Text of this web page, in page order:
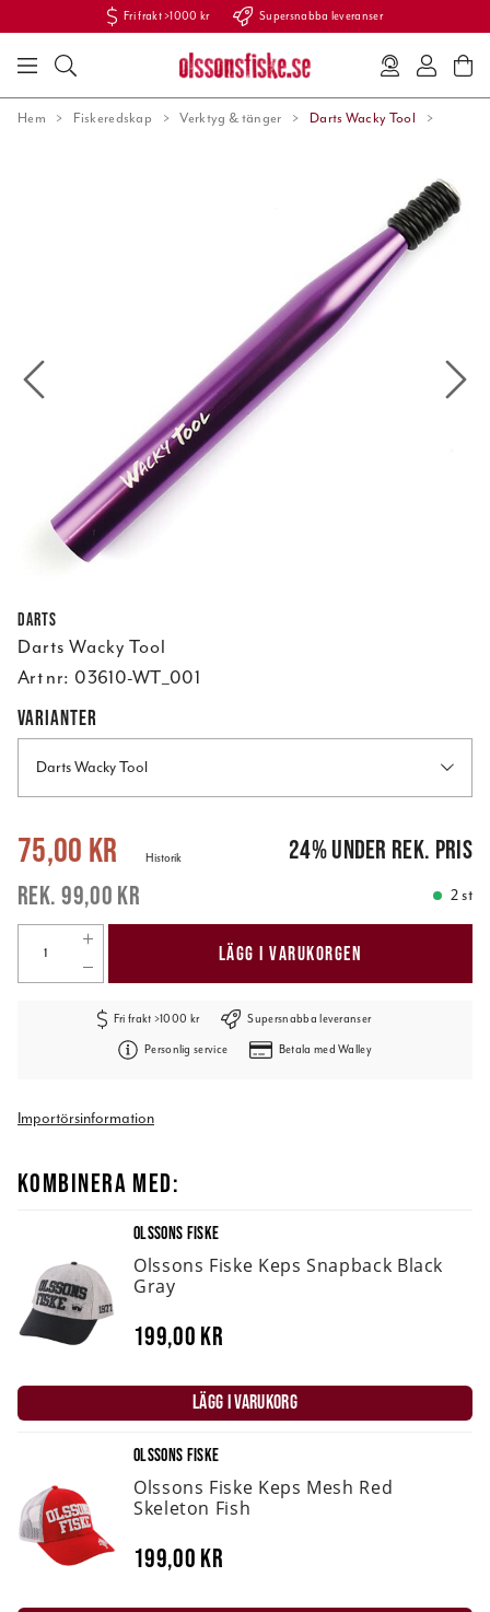
Fri frakt >1000 kr Supersnabba leveranser
Hem Fiskeredskap Verktyg & tänger Darts Wacky Tool
Darts
Darts Wacky Tool
Art nr: 03610-WT_001
VARIANTER
Darts Wacky Tool
Nuvarande pris: 99,00 kr
75,00 kr
99,00 kr
Historik 24%under rek. pris
2 st
LÄGG I VARUKORGEN
Fri frakt >1000 kr Supersnabba leveranser
Personlig service Betala med Walley
Importörsinformation
KOMBINERA MED:
OLSSONS FISKE
Olssons Fiske Keps Snapback Black
Gray
199,00 kr
LÄGG I VARUKORG
OLSSONS FISKE
Olssons Fiske Keps Mesh Red
Skeleton Fish
199,00 kr